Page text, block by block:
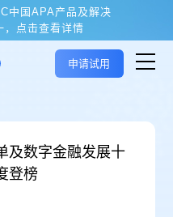
中国APA产品及解决
，点击查看详情
申请试用
及数字金融发展十
登榜